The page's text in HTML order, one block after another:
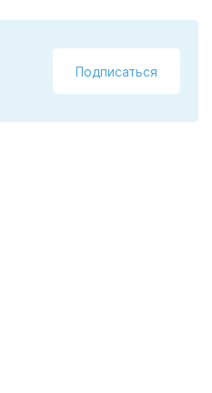
Подписаться